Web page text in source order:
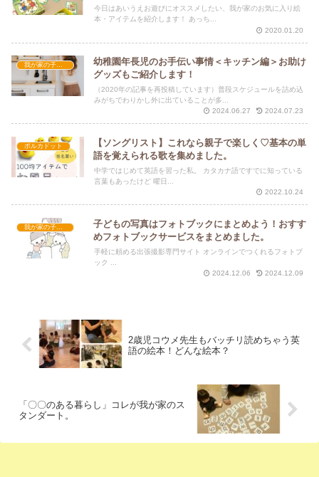
今日はあいうえお遊びにオススメしたい、我が家のお気に入り絵
本・アイテムを紹介します！ あっち...
2020.01.20
我が家の子育て
幼稚園年長児のお手伝い事情＜キッチン編＞お助け
グッズもご紹介します！
（2020年の記事を再投稿しています）普段スケジュールを詰め込
みがちでわりかし外に出ていることが多...
2024.06.27
2024.07.23
ポルカドット
【ソングリスト】これなら親子で楽しく♡基本の単
語を覚えられる歌を集めました。
中学ではじめて英語を習った私。 カタカナ語ですでに知っている
言葉もあったけど 曜日...
2022.10.24
我が家の子育て
子どもの写真はフォトブックにまとめよう！おすす
めフォトブックサービスをまとめました。
手軽に頼める出張撮影専門サイト オンラインでつくれるフォトブ
2024.12.06
2024.12.09
2歳児コウメ先生もバッチリ読めちゃう英
語の絵本！どんな絵本？
「〇〇のある暮らし」コレが我が家のス
タンダート。